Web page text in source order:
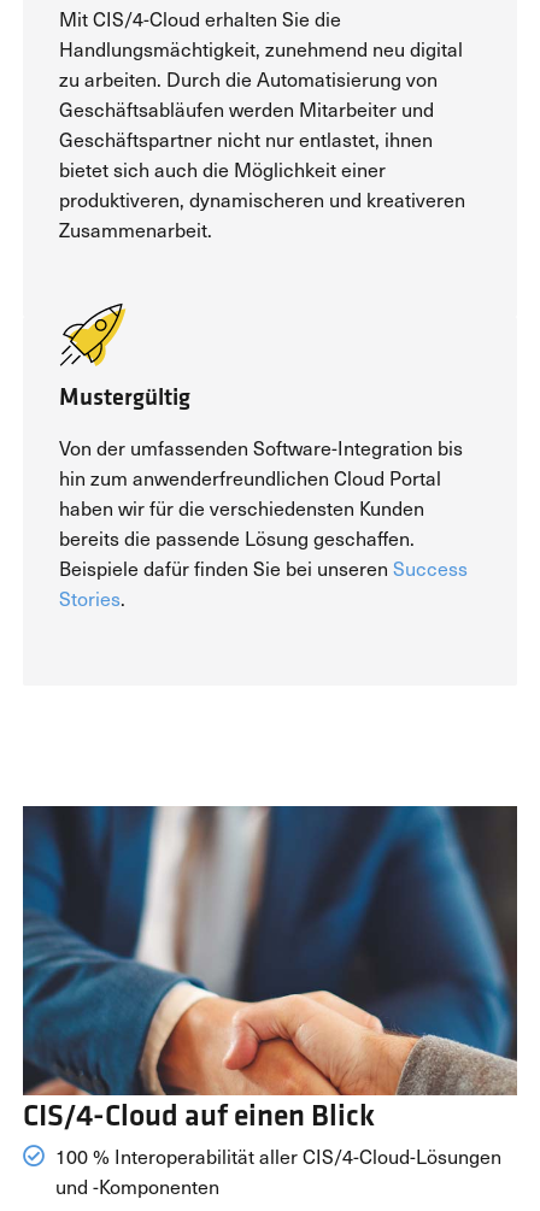
Mit CIS/4-Cloud erhalten Sie die
Handlungsmächtigkeit, zunehmend neu digital
zu arbeiten. Durch die Automatisierung von
Geschäftsabläufen werden Mitarbeiter und
Geschäftspartner nicht nur entlastet, ihnen
bietet sich auch die Möglichkeit einer
produktiveren, dynamischeren und kreativeren
Zusammenarbeit.
Mustergültig
Von der umfassenden Software-Integration bis
hin zum anwenderfreundlichen Cloud Portal
haben wir für die verschiedensten Kunden
bereits die passende Lösung geschaffen.
Beispiele dafür finden Sie bei unseren Success
Stories.
CIS/4-Cloud auf einen Blick
100 % Interoperabilität aller CIS/4-Cloud-Lösungen
und -Komponenten